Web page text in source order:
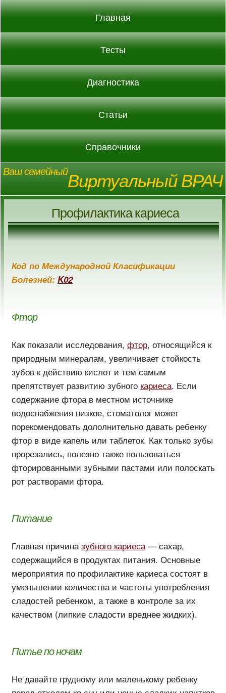
Главная
Тесты
Диагностика
Статьи
Справочники
Ваш семейныйВиртуальный ВРАЧ
Профилактика кариеса
Код по Международной Класификации
Болезней: K02
Фтор
Как показали исследования, фтор, относящийся к
природным минералам, увеличивает стойкость
зубов к действию кислот и тем самым
препятствует развитию зубного кариеса. Если
содержание фтора в местном источнике
водоснабжения низкое, стоматолог может
порекомендовать дололнительно давать ребенку
фтор в виде капель или таблеток. Как только зубы
прорезались, полезно также пользоваться
фторированными зубными пастами или полоскать
рот растворами фтора.
Питание
Главная причиназубного кариеса— сахар,
содержащийся в продуктах питания. Основные
мероприятия по профилактике кариеса состоят в
уменьшении количества и частоты употребления
сладостей ребенком, а также в контроле за их
качеством (липкие сладости вреднее жидких).
Питье по ночам
Не давайте грудному или маленькому ребенку